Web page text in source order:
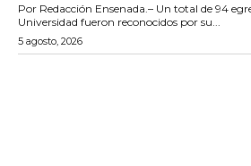
Por Redacción Ensenada.– Un total de 94
Universidad fueron reconocidos por su...
5 agosto, 2026